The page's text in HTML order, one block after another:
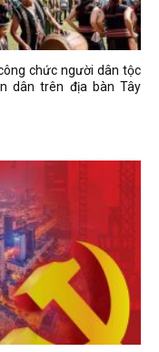
chức người dân tộc
dân trên địa bàn Tây